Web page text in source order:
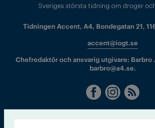
Sveriges största tidning om droger
Tidningen Accent, A4, Bondegatan 21,
accent@iogt.se
Chefredaktör och ansvarig utgivare: Barbro
barbro@a4.se.
Kontakt Om Tidningen Tidningsarkiv